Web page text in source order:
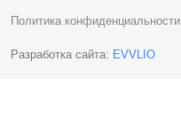
Политика конфиденциальности
Разработка сайта: EVVLIO